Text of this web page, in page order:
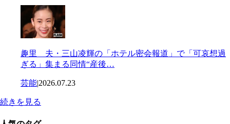
趣里 夫・三山凌輝の「ホテル密会報道」で「可哀想過
ぎる」集まる同情“産後…
芸能|2026.07.23
続きを見る